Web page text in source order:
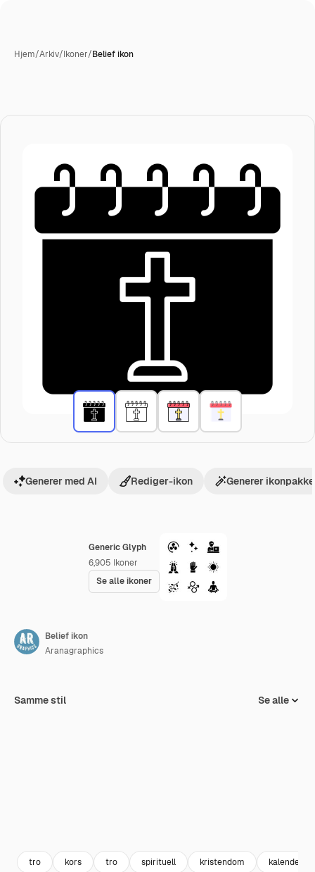
Hjem/Arkiv/Ikoner/Belief ikon
Generic Glyph
6,905 Ikoner
Se alle ikoner
Generer med AI Rediger-ikon Generer ikonpakke
Belief ikon
Aranagraphics
Samme stil Se alle
tro kors tro spirituell kristendom kalender